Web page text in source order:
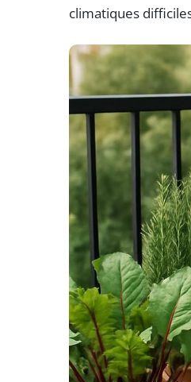
climatiques